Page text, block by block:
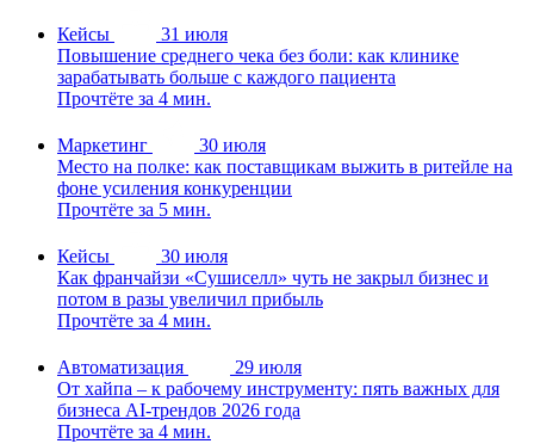
Кейсы
31 июля
Повышение среднего чека без боли: как клинике
зарабатывать больше с каждого пациента
Прочтёте за 4 мин.
Маркетинг
30 июля
Место на полке: как поставщикам выжить в ритейле на
фоне усиления конкуренции
Прочтёте за 5 мин.
Кейсы
30 июля
Как франчайзи «Сушиселл» чуть не закрыл бизнес и
потом в разы увеличил прибыль
Прочтёте за 4 мин.
Автоматизация
29 июля
От хайпа – к рабочему инструменту: пять важных для
бизнеса AI-трендов 2026 года
Прочтёте за 4 мин.